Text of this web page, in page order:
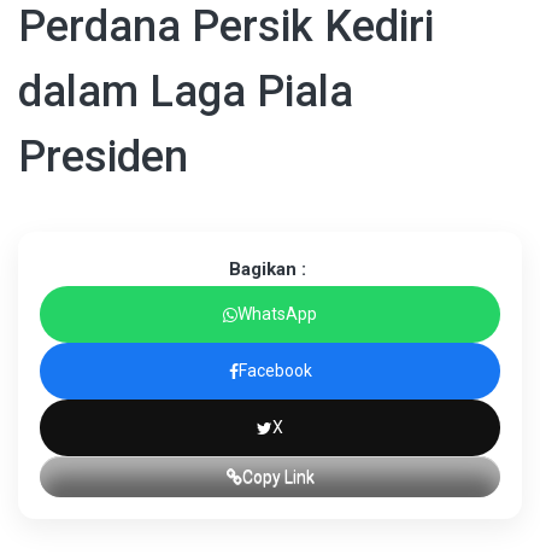
Perdana Persik Kediri
dalam Laga Piala
Presiden
Bagikan :
WhatsApp
Facebook
X
Copy Link